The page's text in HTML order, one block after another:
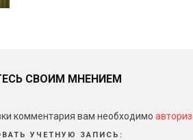
СВОИМ МНЕНИЕМ
комментария вам необходимо
УЧЕТНУЮ ЗАПИСЬ: